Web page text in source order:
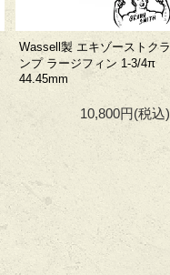
Wassell製 エキゾーストクラ
ンプ ラージフィン 1-3/4π
44.45mm
10,800円(税込)